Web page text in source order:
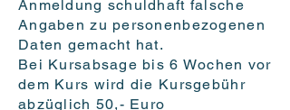
Anmeldung schuldhaft falsche
Angaben zu personenbezogenen
Daten gemacht hat.
Bei Kursabsage bis 6 Wochen vor
dem Kurs wird die Kursgebühr
abzüglich 50,- Euro